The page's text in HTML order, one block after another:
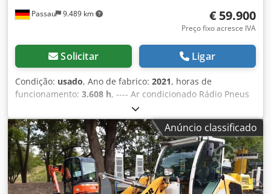
Passau 9.489 km € 59.900
Preço fixo acresce IVA
Solicitar Ligar
Condição: usado, Ano de fabrico: 2021, horas de
funcionamento: 3.608 h, ---- Ar condicionado Rádio Pneus
maciços CAMSO MPT 793S 375/85-24 Dcedjzr Tupepfx
Akhok Acoplamento rápido hidráulico Suporte
multifuncional na cabine Localização: PassauAnúncio classificado